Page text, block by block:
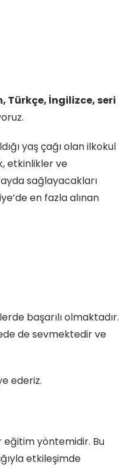
Türkçe, İngilizce, seri
yaş çağı olan ilkokul
etkinlikler ve
sağlayacakları
en fazla alınan
başarılı olmaktadır.
de sevmektedir ve
ederiz.
eğitim yöntemidir. Bu
etkileşimde